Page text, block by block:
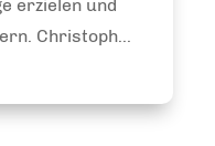
erzielen und
Christoph...